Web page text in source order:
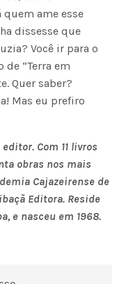
quem ame esse
dissesse que
Você ir para o
“Terra em
Quer saber?
Mas eu prefiro
Com 11 livros
obras nos mais
Cajazeirense de
Editora. Reside
e nasceu em 1968.